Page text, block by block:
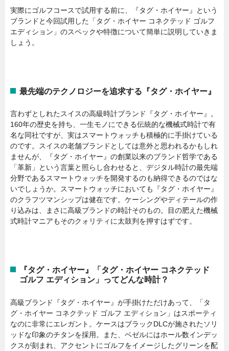
実際にゴルフコースで試用する前に、『タグ・ホイヤー』という
ブランドと今回試用した「タグ・ホイヤー コネクテッド ゴルフ
エディション」のスペックや特徴について簡単に説明していきま
しょう。
最先端のテクノロジーを追求する『タグ・ホイヤー』
言わずとしれたスイスの高級時計ブランド『タグ・ホイヤー』。
160年の歴史を持ち、一生モノにできる伝統的な機械式時計で有
名な同社ですが、実はスマートウォッチも積極的に手掛けている
のです。スイスの老舗ブランドとしては意外と思われるかもしれ
ませんが、『タグ・ホイヤー』の創業以来のブランド哲学である
「革新」という言葉と照らし合わせると、デジタル時計の最先端
分野であるスマートウォッチを開発するのも納得できるのではな
いでしょうか。スマートウォッチにおいても『タグ・ホイヤー』
のクラフツマンシップは健在です。ケーシングやディテールの作
り込みは、まさに高級ブランドの時計そのもの。目の肥えた機械
式時計マニアもそのクォリティに太鼓判を押すはずです。
『タグ・ホイヤー』「タグ・ホイヤー コネクテッド
ゴルフ エディション」ってどんな時計？
高級ブランド『タグ・ホイヤー』が手掛けただけあって、「タ
グ・ホイヤー コネクテッド ゴルフ エディション」はスポーティ
なのに非常にエレガント。ケースはブラックDLCが施されたソリ
ッドな印象のチタンを採用。また、ベゼルにはホール数インデッ
クスが刻まれ、アクセントにゴルフをイメージしたグリーンを配